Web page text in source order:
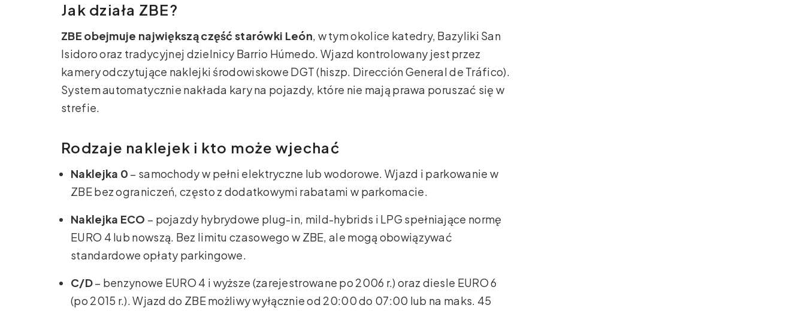
Jak działa ZBE?
ZBE obejmuje największą część starówki León, w tym okolice katedry, Bazyliki San
Isidoro oraz tradycyjnej dzielnicy Barrio Húmedo. Wjazd kontrolowany jest przez
kamery odczytujące naklejki środowiskowe DGT (hiszp. Dirección General de Tráfico).
System automatycznie nakłada kary na pojazdy, które nie mają prawa poruszać się w
strefie.
Rodzaje naklejek i kto może wjechać
Naklejka 0 – samochody w pełni elektryczne lub wodorowe. Wjazd i parkowanie w
ZBE bez ograniczeń, często z dodatkowymi rabatami w parkomacie.
Naklejka ECO – pojazdy hybrydowe plug-in, mild-hybrids i LPG spełniające normę
EURO 4 lub nowszą. Bez limitu czasowego w ZBE, ale mogą obowiązywać
standardowe opłaty parkingowe.
C/D– benzynowe EURO 4 i wyższe (zarejestrowane po 2006 r.) oraz diesle EURO 6
(po 2015 r.). Wjazd do ZBE możliwy wyłącznie od 20:00 do 07:00 lub na maks. 45